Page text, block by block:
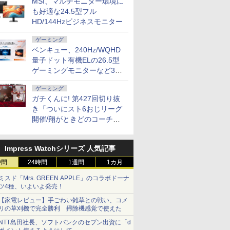
も好適な24.5型フル
HD/144Hzビジネスモニター
ゲーミング
ベンキュー、240Hz/WQHD
量子ドット有機ELの26.5型
ゲーミングモニターなど3機
種
ゲーミング
ガチくんに! 第427回切り抜
き「ついにスト6おじリーグ
開催/翔がときどのコーチ就
Impress Watchシリーズ 人気記事
24時間 1週間 1カ月
スド「Mrs. GREEN APPLE」のコラボドーナ
4種、いよいよ発売！
家電レビュー】手ごわい雑草との戦い、コメ
の草刈機で完全勝利 掃除機感覚で使えた
島田社長、ソフトバンクのセブン出資に「d